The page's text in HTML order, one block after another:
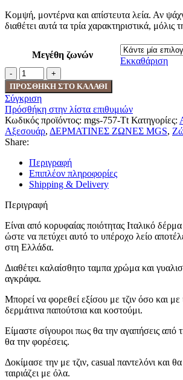
Κομψή, μοντέρνα και απίστευτα λεία. Αν
διαθέτει αυτά τα τρία χαρακτηριστικά, μόλις
Μεγέθη ζωνών
Εκκαθάριση
ΤΑΜΠΑ
ΑΝΔΡΙΚΗ
ΔΕΡΜΑΤΙΝΗ
ΖΩΝΗ
MGS
ποσότητα
ΠΡΟΣΘΉΚΗ ΣΤΟ ΚΑΛΆΘΙ
Σύγκριση
Πρόσθήκη στην λίστα επιθυμιών
Κωδικός προϊόντος: mgs-757-Tt Κατηγορίες:
Αξεσουάρ, ΔΕΡΜΑΤΙΝΕΣ ΖΩΝΕΣ MGS,
Share:
Περιγραφή
Επιπλέον πληροφορίες
Shipping & Delivery
Περιγραφή
Είναι από κορυφαίας ποιότητας Ιταλικό
ώστε να πετύχει αυτό το υπέροχο λείο
στη Ελλάδα.
Διαθέτει καλαίσθητο ταμπα χρώμα και
αγκράφα.
Μπορεί να φορεθεί εξίσου με τζιν όσο και
δερμάτινα παπούτσια και κοστούμι.
Είμαστε σίγουροι πως θα την αγαπήσεις από
θα την φορέσεις.
Δοκίμασε την με τζιν, casual παντελόνι και θα
ταιριάζει με όλα.